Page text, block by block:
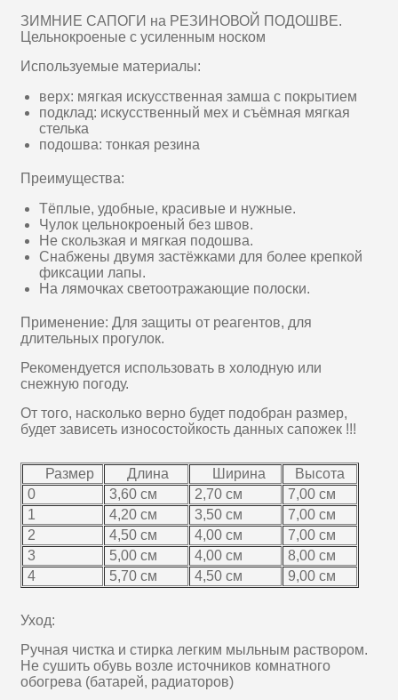
ЗИМНИЕ САПОГИ на РЕЗИНОВОЙ ПОДОШВЕ.
Цельнокроеные с усиленным носком
Используемые материалы:
верх: мягкая искусственная замша с покрытием
подклад: искусственный мех и съёмная мягкая
стелька
подошва: тонкая резина
Преимущества:
Тёплые, удобные, красивые и нужные.
Чулок цельнокроеный без швов.
Не скользкая и мягкая подошва.
Снабжены двумя застёжками для более крепкой
фиксации лапы.
На лямочках светоотражающие полоски.
Применение: Для защиты от реагентов, для
длительных прогулок.
Рекомендуется использовать в холодную или
снежную погоду.
От того, насколько верно будет подобран размер,
будет зависеть износостойкость данных сапожек !!!
Размер Длина Ширина
Высота
0
3,60 см 2,70 см
7,00 см
1
4,20 см 3,50 см
7,00 см
2
4,50 см 4,00 см
7,00 см
3
5,00 см 4,00 см
8,00 см
4
5,70 см 4,50 см 9,00 см
Уход:
Ручная чистка и стирка легким мыльным раствором.
Не сушить обувь возле источников комнатного
обогрева (батарей, радиаторов)